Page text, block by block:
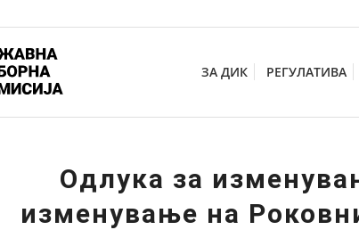
ЗА ДИК РЕГУЛАТИВА
Одлука за
изменување на